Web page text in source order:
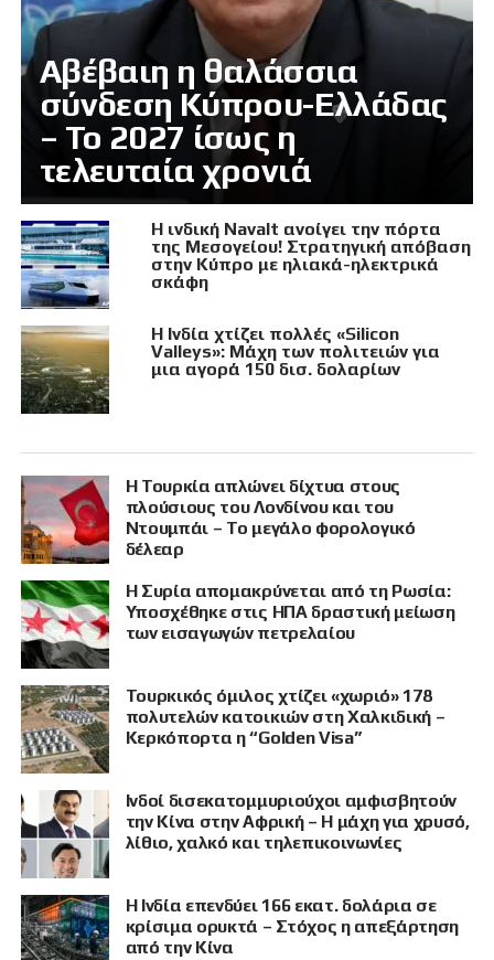
Αβέβαιη η θαλάσσια
σύνδεση Κύπρου-Ελλάδας
– Το 2027 ίσως η
τελευταία χρονιά
Η ινδική Navalt ανοίγει την πόρτα
της Μεσογείου! Στρατηγική απόβαση
στην Κύπρο με ηλιακά-ηλεκτρικά
σκάφη
Η Ινδία χτίζει πολλές «Silicon
Valleys»: Μάχη των πολιτειών για
μια αγορά 150 δισ. δολαρίων
Η Τουρκία απλώνει δίχτυα στους
πλούσιους του Λονδίνου και του
Ντουμπάι – Το μεγάλο φορολογικό
δέλεαρ
Η Συρία απομακρύνεται από τη Ρωσία:
Υποσχέθηκε στις ΗΠΑ δραστική μείωση
των εισαγωγών πετρελαίου
Τουρκικός όμιλος χτίζει «χωριό» 178
πολυτελών κατοικιών στη Χαλκιδική –
Κερκόπορτα η “Golden Visa”
Ινδοί δισεκατομμυριούχοι αμφισβητούν
την Κίνα στην Αφρική – Η μάχη για χρυσό,
λίθιο, χαλκό και τηλεπικοινωνίες
Η Ινδία επενδύει 166 εκατ. δολάρια σε
κρίσιμα ορυκτά – Στόχος η απεξάρτηση
από την Κίνα